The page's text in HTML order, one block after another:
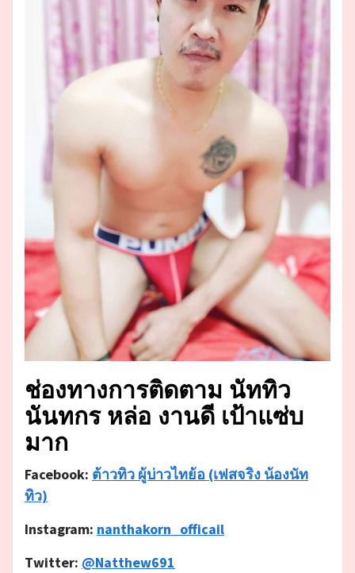
ช่องทางการติดตาม นัททิว
นันทกร หล่อ งานดี เป้าแซ่บ
มาก
Facebook: ต้าวทิว ผู้บ่าวไทย้อ (เฟสจริง น้องนัท
ทิว)
Instagram: nanthakorn_officail
Twitter: @Natthew691